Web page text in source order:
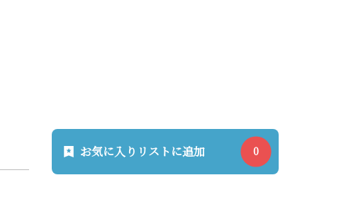
お気に入りリストに追加